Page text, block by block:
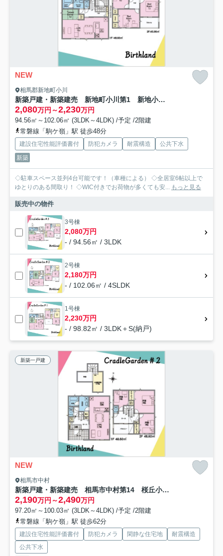
NEW
相馬郡新地町小川
新築戸建・新築建売 新地町小川第1 新地小・尚英中
2,080万円～2,230万円
94.56㎡～102.06㎡ (3LDK～4LDK) /予定 /2階建
常磐線「駒ケ嶺」駅 徒歩48分
建設住宅性能評価書付 防犯カメラ 耐震構造
公共下水
新築
◇駐車スペース並列4台可能です！（車種による） ◇全居室6帖以上で
ゆとりのある間取り！ ◇WIC付きでお荷物が多くても安... もっと見る
販売中の物件
3号棟
2,080万円
- / 94.56㎡ / 3LDK
2号棟
2,180万円
- / 102.06㎡ / 4SLDK
1号棟
2,230万円
- / 98.82㎡ / 3LDK＋S(納戸)
新築一戸建
NEW
相馬市中村
新築戸建・新築建売 相馬市中村第14 桜丘小・中村第一中
2,190万円～2,490万円
97.20㎡～100.03㎡ (3LDK～4LDK) /予定 /2階建
常磐線「駒ケ嶺」駅 徒歩62分
建設住宅性能評価書付 防犯カメラ 閑静な住宅地
耐震構造
公共下水